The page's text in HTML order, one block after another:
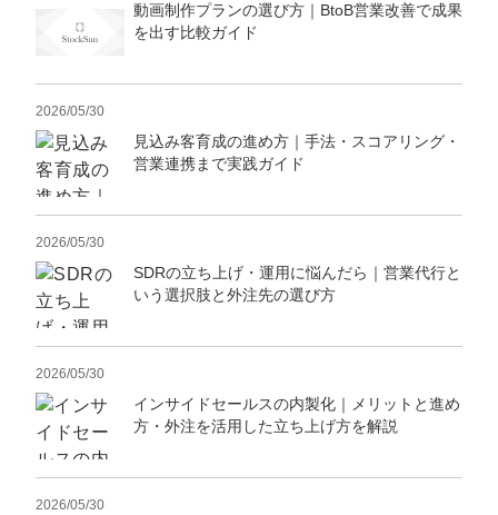
動画制作プランの選び方｜BtoB営業改善で成果
を出す比較ガイド
2026/05/30
見込み客育成の進め方｜手法・スコアリング・
営業連携まで実践ガイド
2026/05/30
SDRの立ち上げ・運用に悩んだら｜営業代行と
いう選択肢と外注先の選び方
2026/05/30
インサイドセールスの内製化｜メリットと進め
方・外注を活用した立ち上げ方を解説
2026/05/30